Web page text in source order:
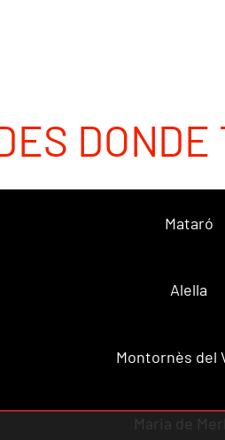
Mataró
Alella
Montornès del
Maria de